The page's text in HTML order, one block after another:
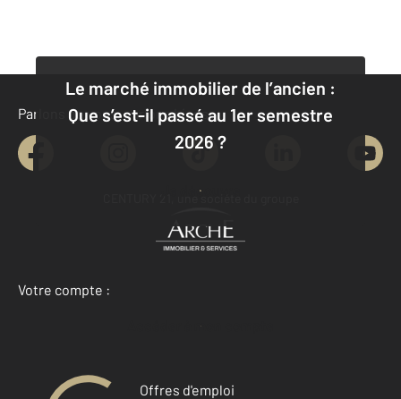
Le marché immobilier de l’ancien :
Que s’est-il passé au 1er semestre
2026 ?
Je découvre
Parlons de vous, parlons biens
Votre compte :
Accéder à mon compte
Offres d'emploi